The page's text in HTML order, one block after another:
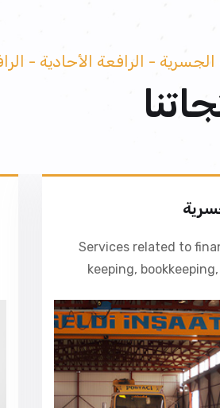
الجسرية - الرافعة الأحادية -
Services related to
keeping,